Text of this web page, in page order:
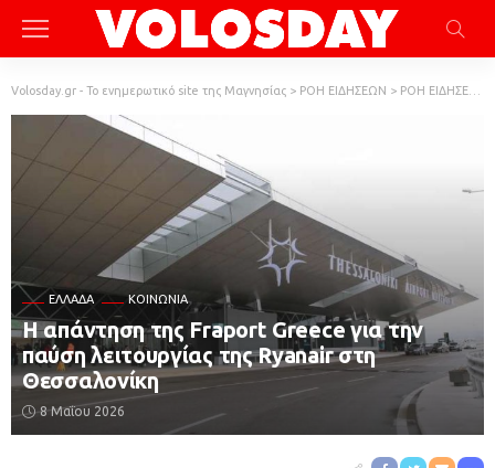
Volosday.gr - Το ενημερωτικό site της Μαγνησίας > ΡΟΗ ΕΙΔΗΣΕΩΝ > ΡΟΗ ΕΙΔΗΣΕΩΝ
ΕΛΛΆΔΑ ΚΟΙΝΩΝΙΑ
Η απάντηση της Fraport Greece για την
παύση λειτουργίας της Ryanair στη
Θεσσαλονίκη
8 Μαΐου 2026